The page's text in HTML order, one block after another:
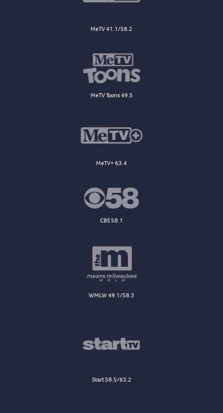
MeTV 41.1/58.2
MeTV Toons 49.5
MeTV+ 63.4
CBS 58.1
WMLW 49.1/58.3
Start 58.5/63.2